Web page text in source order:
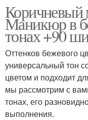
Маникюр в
тонах +90
Оттенков бежевого
универсальный тон
цветом и подходит
мы рассмотрим с
тонах, его
выполнения.